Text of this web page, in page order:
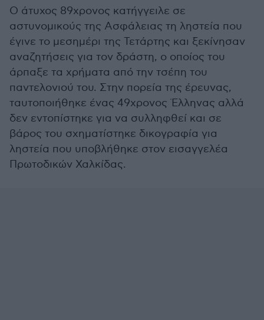
Ο άτυχος 89χρονος κατήγγειλε σε
αστυνομικούς της Ασφάλειας τη ληστεία που
έγινε το μεσημέρι της Τετάρτης και ξεκίνησαν
αναζητήσεις για τον δράστη, ο οποίος του
άρπαξε τα χρήματα από την τσέπη του
παντελονιού του. Στην πορεία της έρευνας,
ταυτοποιήθηκε ένας 49χρονος Έλληνας αλλά
δεν εντοπίστηκε για να συλληφθεί και σε
βάρος του σχηματίστηκε δικογραφία για
ληστεία που υποβλήθηκε στον εισαγγελέα
Πρωτοδικών Χαλκίδας.